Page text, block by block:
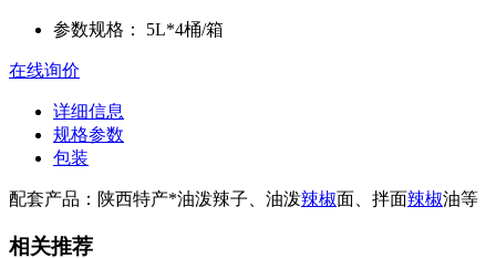
参数规格： 5L*4桶/箱
在线询价
详细信息
规格参数
包装
配套产品：陕西特产*油泼辣子、油泼辣椒面、拌面辣椒油等
相关推荐